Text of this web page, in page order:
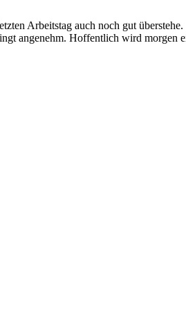
Arbeitstag auch noch gut
angenehm. Hoffentlich wird morgen